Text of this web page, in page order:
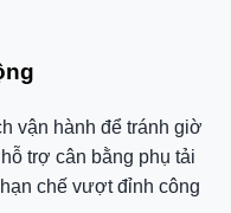
vận hành để tránh giờ
trợ cân bằng phụ tải
chế vượt đỉnh công